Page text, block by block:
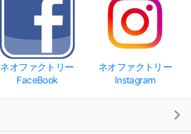
ネオファクトリー
FaceBook
ネオファクトリー
Instagram